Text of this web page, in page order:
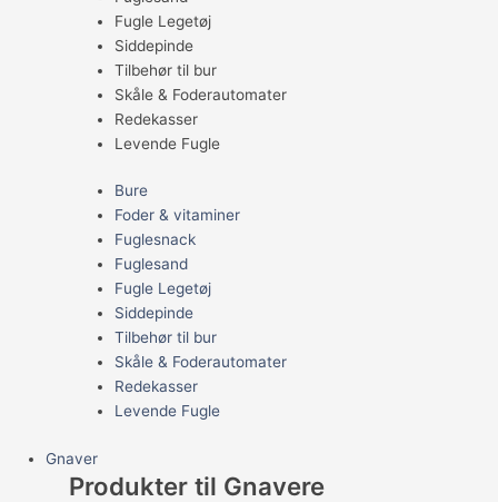
Fugle Legetøj
Siddepinde
Tilbehør til bur
Skåle & Foderautomater
Redekasser
Levende Fugle
Bure
Foder & vitaminer
Fuglesnack
Fuglesand
Fugle Legetøj
Siddepinde
Tilbehør til bur
Skåle & Foderautomater
Redekasser
Levende Fugle
Gnaver
Produkter til Gnavere